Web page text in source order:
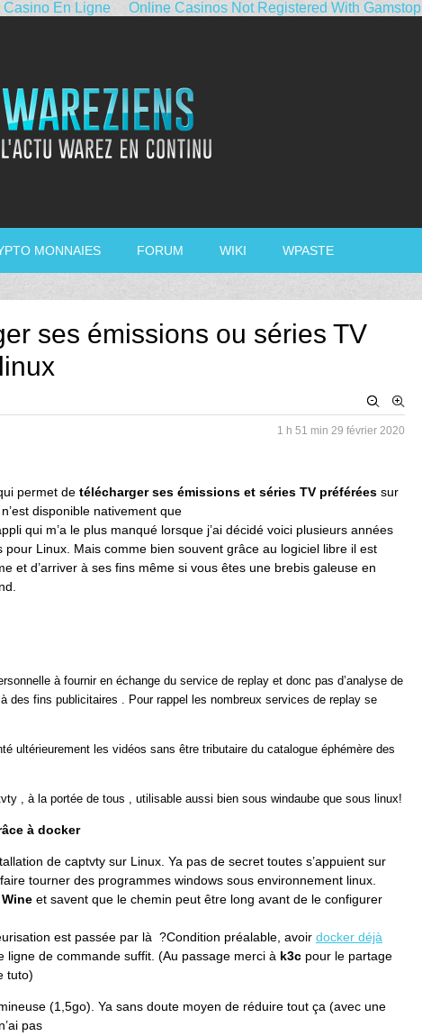
Casino En Ligne Online Casinos Not Registered With Gamstop
MONNAIES FORUM WIKI WPASTE
ses émissions ou séries TV
1 h 51 min 29 février 2020
permet de télécharger ses émissions et séries TV préférées sur
disponible nativement que
qui m’a le plus manqué lorsque j’ai décidé voici plusieurs années
Linux. Mais comme bien souvent grâce au logiciel libre il est
et d’arriver à ses fins même si vous êtes une brebis galeuse en
à fournir en échange du service de replay et donc pas d’analyse de
des fins publicitaires . Pour rappel les nombreux services de replay se
ultérieurement les vidéos sans être tributaire du catalogue éphémère des
, à la portée de tous , utilisable aussi bien sous windaube que sous linux!
à docker
de captvty sur Linux. Ya pas de secret toutes s’appuient sur
tourner des programmes windows sous environnement linux.
Wine et savent que le chemin peut être long avant de le configurer
est passée par là ?Condition préalable, avoir docker déjà
ligne de commande suffit. (Au passage merci à k3c pour le partage
tuto)
(1,5go). Ya sans doute moyen de réduire tout ça (avec une
pas